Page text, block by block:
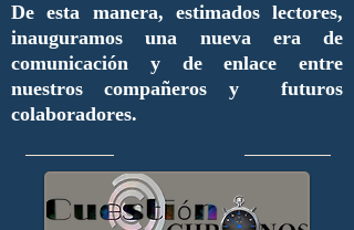
De esta manera, estimados lectores,
inauguramos una nueva era de
comunicación y de enlace entre
nuestros compañeros y futuros
colaboradores.